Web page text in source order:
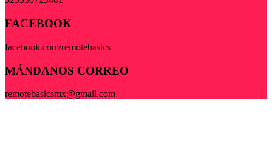
FACEBOOK
facebook.com/remotebasics
MÁNDANOS CORREO
remotebasicsmx@gmail.com